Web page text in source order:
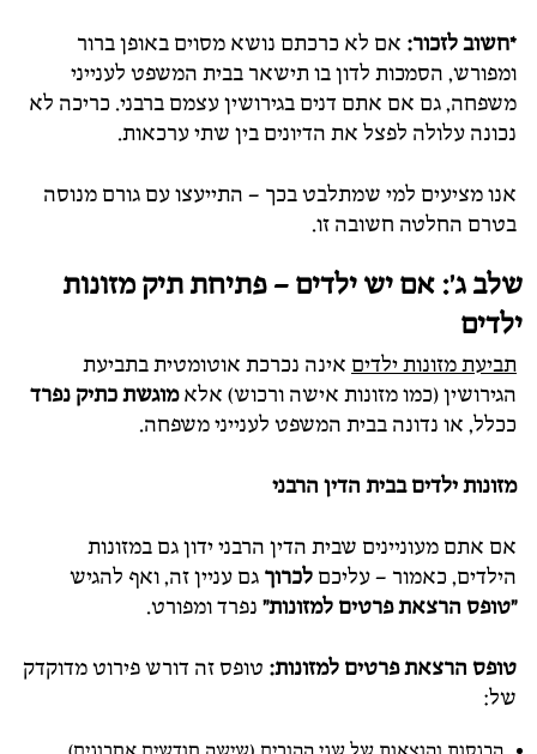
*חשוב לזכור: אם לא כרכתם נושא מסוים באופן ברור
ומפורש, הסמכות לדון בו תישאר בבית המשפט לענייני
משפחה, גם אם אתם דנים בגירושין עצמם ברבני. כריכה לא
נכונה עלולה לפצל את הדיונים בין שתי ערכאות.
אנו מציעים למי שמתלבט בכך – התייעצו עם גורם מנוסה
בטרם החלטה חשובה זו.
שלב ג': אם יש ילדים – פתיחת תיק מזונות
ילדים
תביעת מזונות ילדים אינה נכרכת אוטומטית בתביעת
הגירושין (כמו מזונות אישה ורכוש) אלאמוגשתכתיק נפרד
ככלל, או נדונה בבית המשפט לענייני משפחה.
מזונות ילדים בבית הדין הרבני
אם אתם מעוניינים שבית הדין הרבני ידון גם במזונות
הילדים, כאמור – עליכם לכרוך גם עניין זה, ואף להגיש
"טופס הרצאת פרטים למזונות" נפרד ומפורט.
טופס הרצאת פרטים למזונות: טופס זה דורש פירוט מדוקדק
של: